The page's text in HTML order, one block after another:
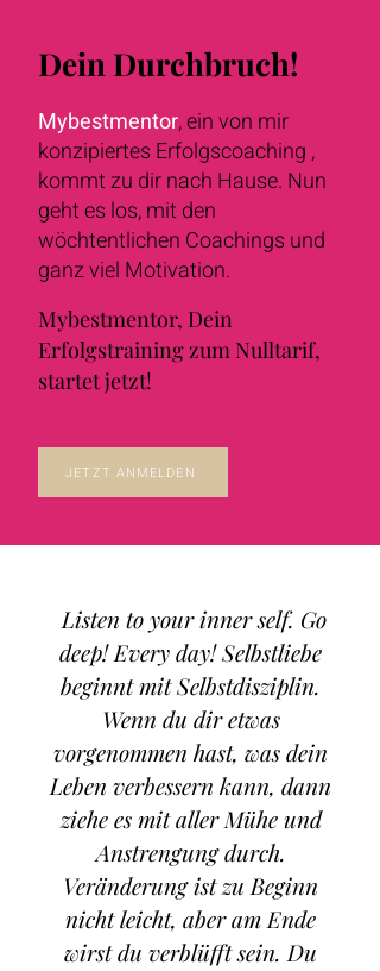
Dein Durchbruch!
Mybestmentor, ein von mir
konzipiertes Erfolgscoaching ,
kommt zu dir nach Hause. Nun
geht es los, mit den
wöchtentlichen Coachings und
ganz viel Motivation.
Mybestmentor, Dein
Erfolgstraining zum Nulltarif,
startet jetzt!
JETZT ANMELDEN
Listen to your inner self. Go
deep! Every day! Selbstliebe
beginnt mit Selbstdisziplin.
Wenn du dir etwas
vorgenommen hast, was dein
Leben verbessern kann, dann
ziehe es mit aller Mühe und
Anstrengung durch.
Veränderung ist zu Beginn
nicht leicht, aber am Ende
wirst du verblüfft sein. Du